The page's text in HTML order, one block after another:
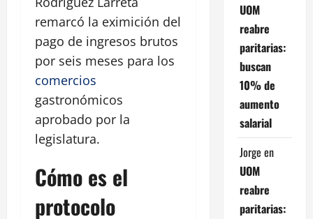
remarcó la eximición del
pago de ingresos brutos
por seis meses para los
comercios
gastronómicos
aprobado por la
legislatura.
Cómo es el
protocolo
UOM
reabre
paritarias:
buscan
10% de
aumento
salarial
Jorge en
UOM
reabre
paritarias: